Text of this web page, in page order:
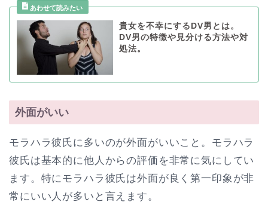
貴女を不幸にするDV男とは。
DV男の特徴や見分ける方法や対
処法。
外面がいい
モラハラ彼氏に多いのが外面がいいこと。モラハラ
彼氏は基本的に他人からの評価を非常に気にしてい
ます。特にモラハラ彼氏は外面が良く第一印象が非
常にいい人が多いと言えます。